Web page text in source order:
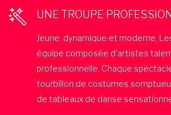
UNE TROUPE
Jeune, dynamique et moderne,
équipe composée d'artistes
professionnelle. Chaque
tourbillon de costumes
de tableaux de danse